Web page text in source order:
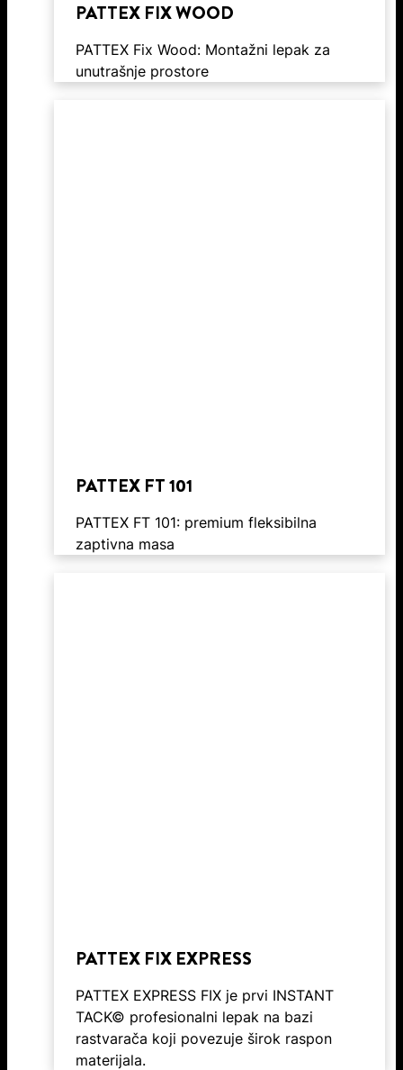
PATTEX FIX WOOD
PATTEX Fix Wood: Montažni lepak za
unutrašnje prostore
PATTEX FT 101
PATTEX FT 101: premium fleksibilna
zaptivna masa
PATTEX FIX EXPRESS
PATTEX EXPRESS FIX je prvi INSTANT
TACK© profesionalni lepak na bazi
rastvarača koji povezuje širok raspon
materijala.